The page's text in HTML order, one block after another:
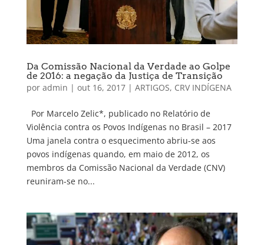
Da Comissão Nacional da Verdade ao Golpe
de 2016: a negação da Justiça de Transição
por admin | out 16, 2017| ARTIGOS, CRV INDÍGENA
Por Marcelo Zelic*, publicado no Relatório de
Violência contra os Povos Indígenas no Brasil – 2017
Uma janela contra o esquecimento abriu-se aos
povos indígenas quando, em maio de 2012, os
membros da Comissão Nacional da Verdade (CNV)
reuniram-se no...